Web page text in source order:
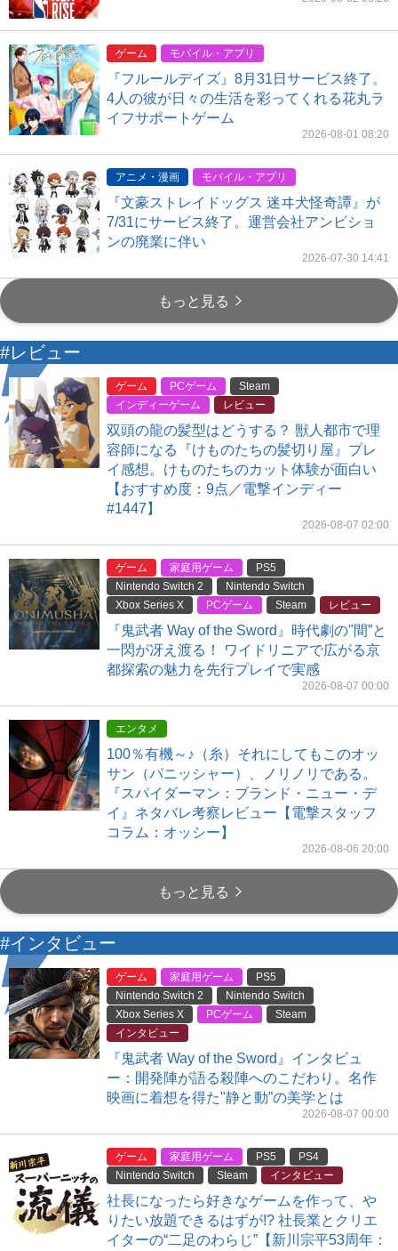
ゲーム モバイル・アプリ
『フルールデイズ』8月31日サービス終了。
4人の彼が日々の生活を彩ってくれる花丸ラ
イフサポートゲーム
2026-08-01 08:20
アニメ・漫画 モバイル・アプリ
『文豪ストレイドッグス 迷ヰ犬怪奇譚』が
7/31にサービス終了。運営会社アンビショ
ンの廃業に伴い
2026-07-30 14:41
もっと見る
#レビュー
ゲーム PCゲーム
Steam
インディーゲーム
レビュー
双頭の龍の髪型はどうする？ 獣人都市で理
容師になる『けものたちの髪切り屋』プレ
イ感想。けものたちのカット体験が面白い
【おすすめ度：9点／電撃インディー
#1447】
2026-08-07 02:00
ゲーム 家庭用ゲーム
PS5
Nintendo Switch 2
Nintendo Switch
Xbox Series X
PCゲーム Steam レビュー
『鬼武者 Way of the Sword』時代劇の"間”と
一閃が冴え渡る！ ワイドリニアで広がる京
都探索の魅力を先行プレイで実感
2026-08-07 00:00
エンタメ
100％有機～♪（糸）それにしてもこのオッ
サン（パニッシャー）、ノリノリである。
『スパイダーマン：ブランド・ニュー・デ
イ』ネタバレ考察レビュー【電撃スタッフ
コラム：オッシー】
2026-08-06 20:00
もっと見る
#インタビュー
ゲーム 家庭用ゲーム
PS5
Nintendo Switch 2
Nintendo Switch
Xbox Series X
PCゲーム
Steam
インタビュー
『鬼武者 Way of the Sword』インタビュ
ー：開発陣が語る殺陣へのこだわり。名作
映画に着想を得た"静と動”の美学とは
2026-08-07 00:00
ゲーム 家庭用ゲーム PS5
PS4
Nintendo Switch
Steam インタビュー
社長になったら好きなゲームを作って、や
りたい放題できるはずが!? 社長業とクリエ
イターの“二足のわらじ”【新川宗平53周年：